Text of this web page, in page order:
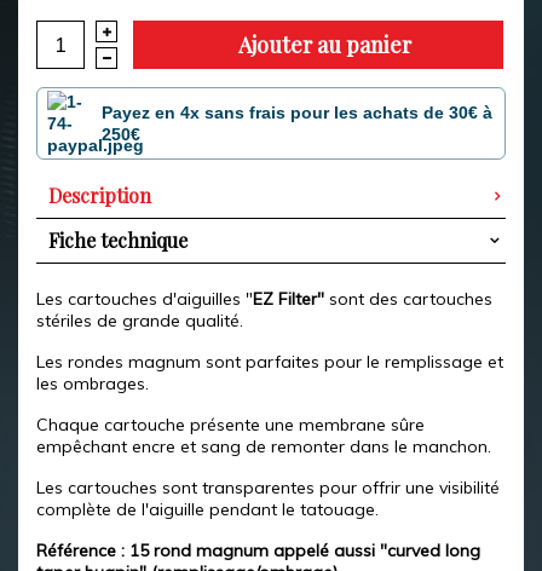
Ajouter au panier
Payez en 4x sans frais pour les achats de 30€ à
250€
Description
Fiche technique
Les cartouches d'aiguilles "EZ Filter" sont des cartouches
stériles de grande qualité.
Les rondes magnum sont parfaites pour le remplissage et
les ombrages.
Chaque cartouche présente une membrane sûre
empêchant encre et sang de remonter dans le manchon.
Les cartouches sont transparentes pour offrir une visibilité
complète de l'aiguille pendant le tatouage.
Référence : 15 rond magnum appelé aussi "curved long